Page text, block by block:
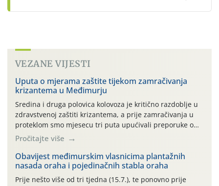
VEZANE VIJESTI
Uputa o mjerama zaštite tijekom zamračivanja
krizantema u Međimurju
Sredina i druga polovica kolovoza je kritično razdoblje u
zdravstvenoj zaštiti krizantema, a prije zamračivanja u
proteklom smo mjesecu tri puta upućivali preporuke o
preventivnim mjerama zaštite krizantema od najčešćih
uzročnika bolesti, štetnika i fito-fagnih grinja (23.7., 14.7.,
06.7.)! Na početku ovog mjeseca je zabilježeno je
povijesno i ekstremno vruće meteorološko razdoblje, uz
najviše temperature […]
Pročitajte više
Obavijest međimurskim vlasnicima plantažnih
nasada oraha i pojedinačnih stabla oraha
Prije nešto više od tri tjedna (15.7.), te ponovno prije